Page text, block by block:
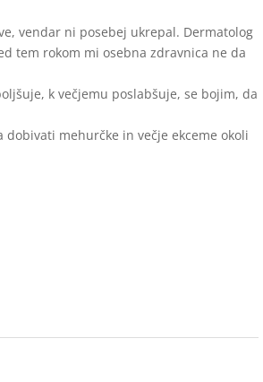
vendar ni posebej ukrepal. Dermatolog
tem rokom mi osebna zdravnica ne da
k večjemu poslabšuje, se bojim, da
mehurčke in večje ekceme okoli